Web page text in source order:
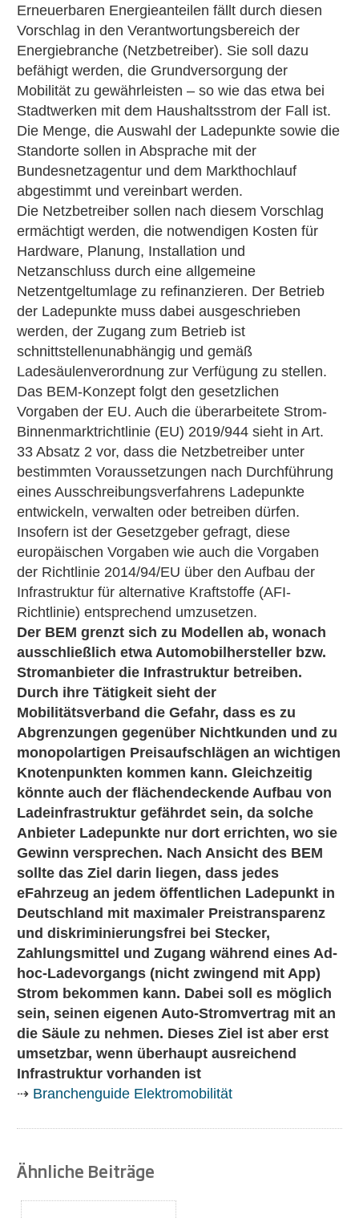
Erneuerbaren Energieanteilen fällt durch diesen
Vorschlag in den Verantwortungsbereich der
Energiebranche (Netzbetreiber). Sie soll dazu
befähigt werden, die Grundversorgung der
Mobilität zu gewährleisten – so wie das etwa bei
Stadtwerken mit dem Haushaltsstrom der Fall ist.
Die Menge, die Auswahl der Ladepunkte sowie die
Standorte sollen in Absprache mit der
Bundesnetzagentur und dem Markthochlauf
abgestimmt und vereinbart werden.
Die Netzbetreiber sollen nach diesem Vorschlag
ermächtigt werden, die notwendigen Kosten für
Hardware, Planung, Installation und
Netzanschluss durch eine allgemeine
Netzentgeltumlage zu refinanzieren. Der Betrieb
der Ladepunkte muss dabei ausgeschrieben
werden, der Zugang zum Betrieb ist
schnittstellenunabhängig und gemäß
Ladesäulenverordnung zur Verfügung zu stellen.
Das BEM-Konzept folgt den gesetzlichen
Vorgaben der EU. Auch die überarbeitete Strom-
Binnenmarktrichtlinie (EU) 2019/944 sieht in Art.
33 Absatz 2 vor, dass die Netzbetreiber unter
bestimmten Voraussetzungen nach Durchführung
eines Ausschreibungsverfahrens Ladepunkte
entwickeln, verwalten oder betreiben dürfen.
Insofern ist der Gesetzgeber gefragt, diese
europäischen Vorgaben wie auch die Vorgaben
der Richtlinie 2014/94/EU über den Aufbau der
Infrastruktur für alternative Kraftstoffe (AFI-
Richtlinie) entsprechend umzusetzen.
Der BEM grenzt sich zu Modellen ab, wonach
ausschließlich etwa Automobilhersteller bzw.
Stromanbieter die Infrastruktur betreiben.
Durch ihre Tätigkeit sieht der
Mobilitätsverband die Gefahr, dass es zu
Abgrenzungen gegenüber Nichtkunden und zu
monopolartigen Preisaufschlägen an wichtigen
Knotenpunkten kommen kann. Gleichzeitig
könnte auch der flächendeckende Aufbau von
Ladeinfrastruktur gefährdet sein, da solche
Anbieter Ladepunkte nur dort errichten, wo sie
Gewinn versprechen. Nach Ansicht des BEM
sollte das Ziel darin liegen, dass jedes
eFahrzeug an jedem öffentlichen Ladepunkt in
Deutschland mit maximaler Preistransparenz
und diskriminierungsfrei bei Stecker,
Zahlungsmittel und Zugang während eines Ad-
hoc-Ladevorgangs (nicht zwingend mit App)
Strom bekommen kann. Dabei soll es möglich
sein, seinen eigenen Auto-Stromvertrag mit an
die Säule zu nehmen. Dieses Ziel ist aber erst
umsetzbar, wenn überhaupt ausreichend
Infrastruktur vorhanden ist
⇢ Branchenguide Elektromobilität
Ähnliche Beiträge